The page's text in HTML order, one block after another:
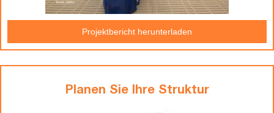
Projektbericht herunterladen
Planen Sie Ihre Struktur